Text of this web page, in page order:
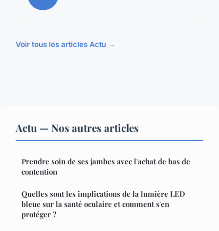
Voir tous les articles Actu →
Actu — Nos autres articles
Prendre soin de ses jambes avec l'achat de bas de
contention
Quelles sont les implications de la lumière LED
bleue sur la santé oculaire et comment s'en
protéger ?